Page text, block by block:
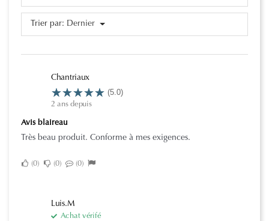
Trier par: Dernier
Chantriaux
(5.0)
2 ans depuis
Avis blaireau
Très beau produit. Conforme à mes exigences.
0 0 0
Luis.M
Achat vérifé